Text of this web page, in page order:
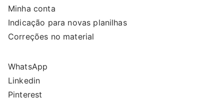
Minha conta
Indicação para novas planilhas
Correções no material
WhatsApp
Linkedin
Pinterest